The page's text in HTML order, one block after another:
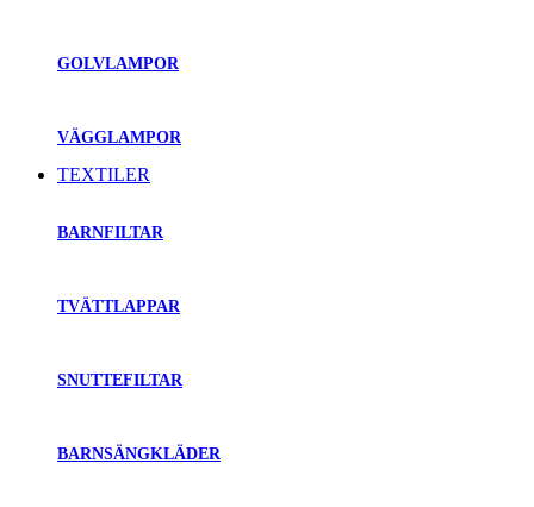
GOLVLAMPOR
VÄGGLAMPOR
TEXTILER
BARNFILTAR
TVÄTTLAPPAR
SNUTTEFILTAR
BARNSÄNGKLÄDER